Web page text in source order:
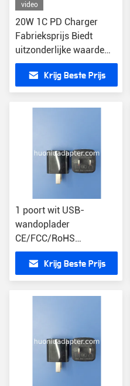
video
20W 1C PD Charger
Fabrieksprijs Biedt
uitzonderlijke waarde
Smartphone Je opladen
Snel opladen Functie
Krijg Beste Prijs
1 poort wit USB-
wandoplader
CE/FCC/RoHS
gecertificeerd Rapid 5V-
uitgangsspanning 2,4 oz
Krijg Beste Prijs